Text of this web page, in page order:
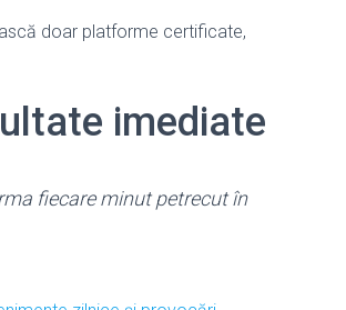
doar platforme certificate,
imediate
fiecare minut petrecut în